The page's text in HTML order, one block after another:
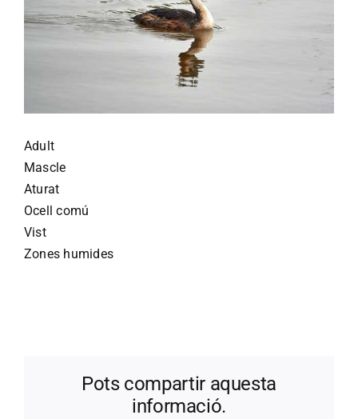
Adult
Mascle
Aturat
Ocell comú
Vist
Zones humides
Pots compartir aquesta
informació.